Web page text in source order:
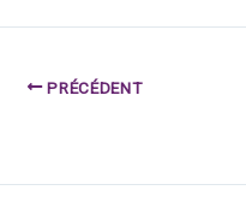
PRÉCÉDENT